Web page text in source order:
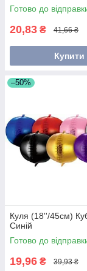
Готово до
20,83 ₴ 41,66 ₴
Купити
–50%
Куля (18''/45см)
Синій
Готово до
19,96 ₴ 39,93 ₴